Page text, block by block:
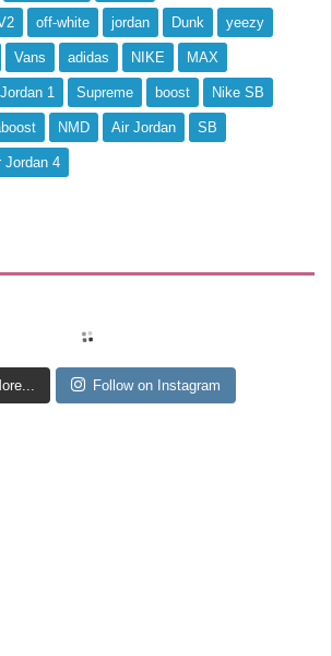
off-white jordan Dunk yeezy
Vans adidas NIKE MAX
1 Supreme boost Nike SB
NMD Air Jordan SB
Jordan 4
Follow on Instagram